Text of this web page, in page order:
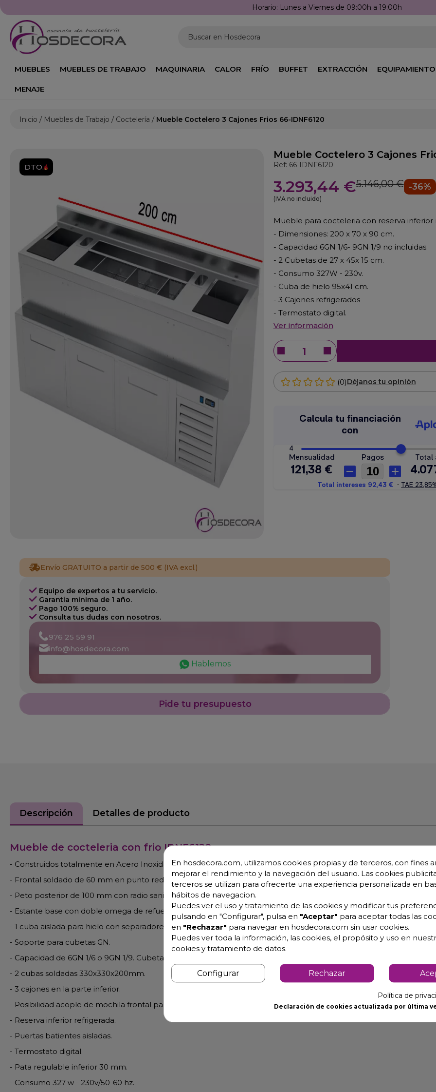
Llámanos: 976 25 59 91
Buscar en Hosdecora
MUEBLES MUEBLES DE TRABAJO MAQUINARIA CALOR FRÍO BUFFET EXTRACCIÓN EQUIPAMIENTO
MENAJE
Inicio Muebles de Trabajo Coctelería Mueble Coctelero 3 Cajones Frios 66-IDNF6120
DTO.
Mueble Coctelero 3 Cajones
Ref: 66-IDNF6120
3.293,44 €5.146,00 € -36%
(IVA no incluido)
Mueble para cocteleria con reserva inferior
- Dimensiones: 200 x 70 x 90 cm.
- Capacidad 6GN 1/6- 9GN 1/9 no incluidas.
- 2 Cubetas de 27 x 45x 15 cm.
- Consumo 327W - 230v.
- Cuba de hielo 95x41 cm.
- 3 Cajones refrigerados
- Termostato digital.
Ver información
(0)Déjanos tu opinión
Envío GRATUITO a partir de 500 € (IVA excl.)
Equipo de expertos a tu servicio.
Garantía mínima de 1 año.
Pago 100% seguro.
Consulta tus dudas con nosotros.
976 25 59 91
info@hosdecora.com
Hablemos
Pide tu presupuesto
Descripción Detalles de producto
Mueble de cocteleria con frio IDNF6120
- Construidos totalmente en Acero Inoxidable AISI 304 18/10 satinado, excepto omegas.
- Frontal soldado de 60 mm en punto redondo.
- Peto posterior de 100 mm con radio sanitario.
- Estante base con doble omega de refuerzo.
- 1 cuba aislada para hielo con separadores intermedios y fondo perforado.
- Soporte para cubetas GN.
- Capacidad de 6GN 1/6 o 9GN 1/9. Cubetas no incluidas.
- 2 cubas soldadas 330x330x200mm.
- 3 cajones en la parte inferior.
- Posibilidad acople de mochila frontal para botellas y batidoras.
- Reserva inferior refrigerada.
- Puertas batientes aisladas.
- Termostato digital.
- Pata regulable inferior 30 mm.
- Consumo 327 w - 230v/50-60 hz.
En hosdecora.com, utilizamos cookies propias y de terceros, con fines
mejorar el rendimiento y la navegación del usuario. Las cookies
terceros se utilizan para ofrecerte una experiencia personalizada en
hábitos de navegacion.
Puedes ver el uso y tratamiento de las cookies y modificar tus
pulsando en "Configurar", pulsa en "Aceptar" para aceptar todas las
en "Rechazar" para navegar en hosdecora.com sin usar cookies.
Puedes ver toda la información, las cookies, el propósito y uso en
cookies y tratamiento de datos.
Configurar Rechazar
Política de
Declaración de cookies actualizada por última